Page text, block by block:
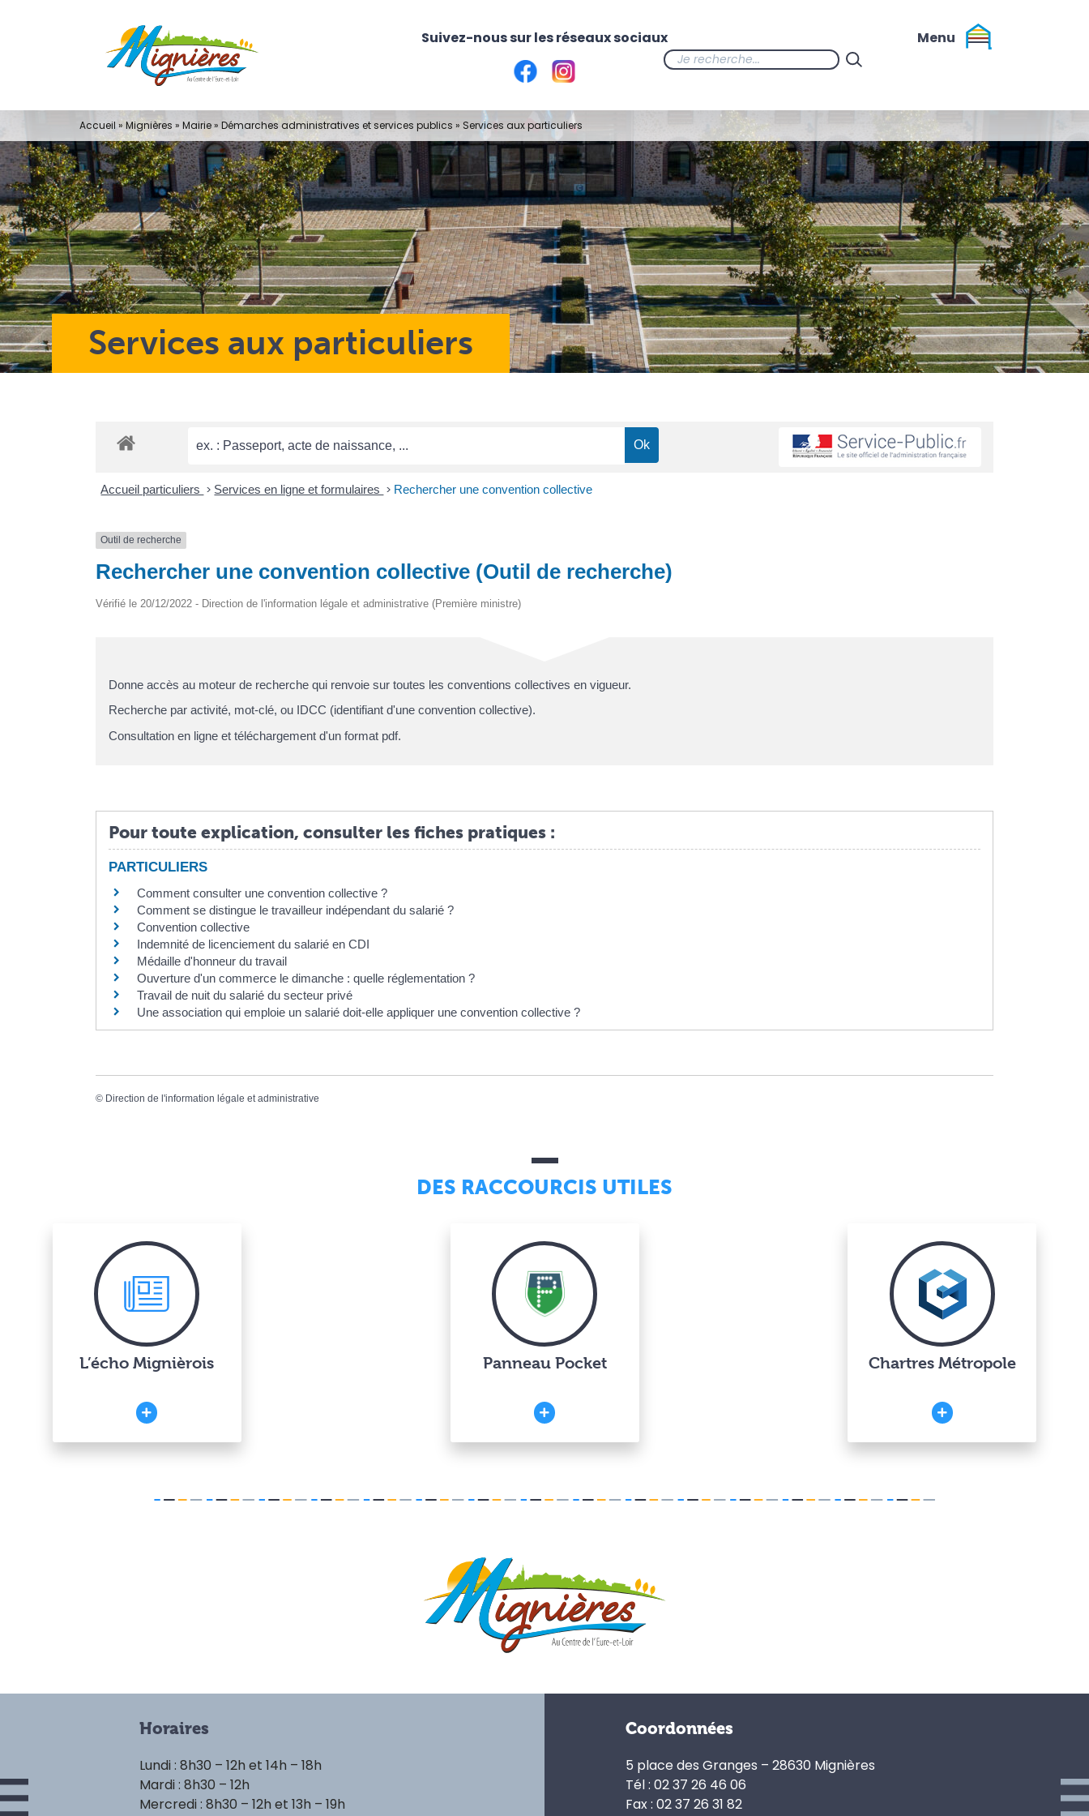
Services aux particuliers
Accueil » Mignières » Mairie» Démarches administratives et services publics » Services aux particuliers
Accueil particuliers > Services en ligne et formulaires > Rechercher une convention collective
Outil de recherche
Rechercher une convention collective (Outil de recherche)
Vérifié le 20/12/2022 - Direction de l'information légale et administrative (Première ministre)
Donne accès au moteur de recherche qui renvoie sur toutes les conventions collectives en vigueur.
Recherche par activité, mot-clé, ou IDCC (identifiant d'une convention collective).
Consultation en ligne et téléchargement d'un format pdf.
Pour toute explication, consulter les fiches pratiques :
PARTICULIERS
Comment consulter une convention collective ?
Comment se distingue le travailleur indépendant du salarié ?
Convention collective
Indemnité de licenciement du salarié en CDI
Médaille d'honneur du travail
Ouverture d'un commerce le dimanche : quelle réglementation ?
Travail de nuit du salarié du secteur privé
Une association qui emploie un salarié doit-elle appliquer une convention collective ?
© Direction de l'information légale et administrative
DES RACCOURCIS UTILES
L’écho Mignièrois Panneau Pocket Chartres Métropole
Horaires
Lundi : 8h30 – 12h et 14h – 18h
Mardi : 8h30 – 12h
Mercredi : 8h30 – 12h et 13h – 19h
Coordonnées
5 place des Granges – 28630 Mignières
Tél : 02 37 26 46 06
Fax : 02 37 26 31 82